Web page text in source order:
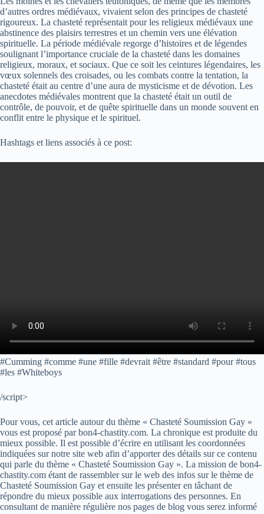
d’autres ordres médiévaux, vivaient selon des principes de chasteté
rigoureux. La chasteté représentait pour les religieux médiévaux une
abstinence des plaisirs terrestres et un chemin vers une élévation
spirituelle. La période médiévale regorge d’histoires et de légendes
soulignant l’importance cruciale de la chasteté dans les domaines
religieux, moraux, et sociaux. Que ce soit les ceintures légendaires, les
vœux solennels des croisades, ou les combats contre la tentation, la
chasteté était au centre d’une aura de mysticisme et de dévotion. Les
anecdotes médiévales montrent que la chasteté était un outil de
contrôle, de pouvoir, et de quête spirituelle dans un monde souvent en
conflit entre le physique et le spirituel.
Hashtags et liens associés à ce post:
#Cumming #comme #une #fille #devrait #être #standard #pour #tous
#les #Whiteboys
/script>
Pour vous, cet article autour du thème « Chasteté Soumission Gay »
vous est proposé par bon4-chastity.com. La chronique est produite du
mieux possible. Il est possible d’écrire en utilisant les coordonnées
indiquées sur notre site web afin d’apporter des détails sur ce contenu
qui parle du thème « Chasteté Soumission Gay ». La mission de bon4-
chastity.com étant de rassembler sur le web des infos sur le thème de
Chasteté Soumission Gay et ensuite les présenter en tâchant de
répondre du mieux possible aux interrogations des personnes. En
consultant de manière régulière nos pages de blog vous serez informé